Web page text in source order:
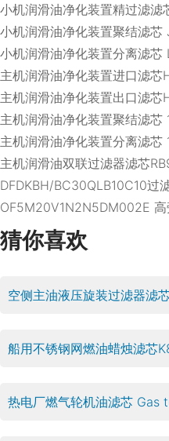
小机润滑油净化装置精过滤
小机润滑油净化装置聚结滤芯
小机润滑油净化装置分离滤芯
主机润滑油净化装置进口滤
主机润滑油净化装置出口滤
主机润滑油净化装置聚结滤
主机润滑油净化装置分离滤芯
主机润滑油双联过滤器滤芯
DFDKBH/BC30QLB10C10过
OF5M20V1N2N5DM002E
猜你喜欢
空侧主油液压旋装过滤器滤
船用不锈钢网燃油蜡烛滤芯
热电厂燃气轮机油滤芯